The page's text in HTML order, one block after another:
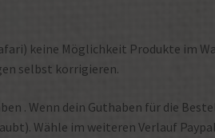
keine Möglichkeit Produkte im
selbst korrigieren.
. Wenn dein Guthaben für die
Wähle im weiteren Verlauf